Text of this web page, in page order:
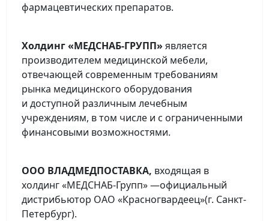
фармацевтических препаратов.
Холдинг «МЕДСНАБ-ГРУПП» является
производителем медицинской мебели,
отвечающей современным требованиям
рынка медицинского оборудования
и доступной различным лечебным
учреждениям, в том числе и с ограниченными
финансовыми возможностями.
ООО ВЛАДМЕДПОСТАВКА, входящая в
холдинг «МЕДСНАБ-Групп» —официальный
дистрибьютор ОАО «Красногвардеец»(г. Санкт-
Петербург).